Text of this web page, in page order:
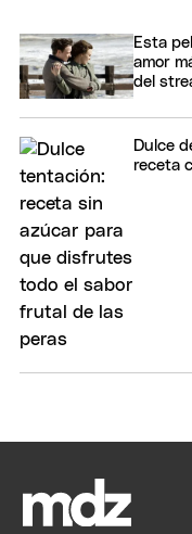
Esta
amor
del
Dulce
receta